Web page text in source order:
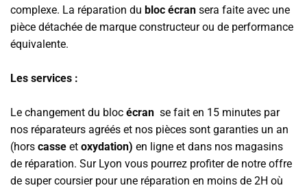
complexe. La réparation du bloc écran sera faite avec une
pièce détachée de marque constructeur ou de performance
équivalente.
Les services :
Le changement du bloc écran se fait en 15 minutes par
nos réparateurs agréés et nos pièces sont garanties un an
(hors casse et oxydation) en ligne et dans nos magasins
de réparation. Sur Lyon vous pourrez profiter de notre offre
de super coursier pour une réparation en moins de 2H où